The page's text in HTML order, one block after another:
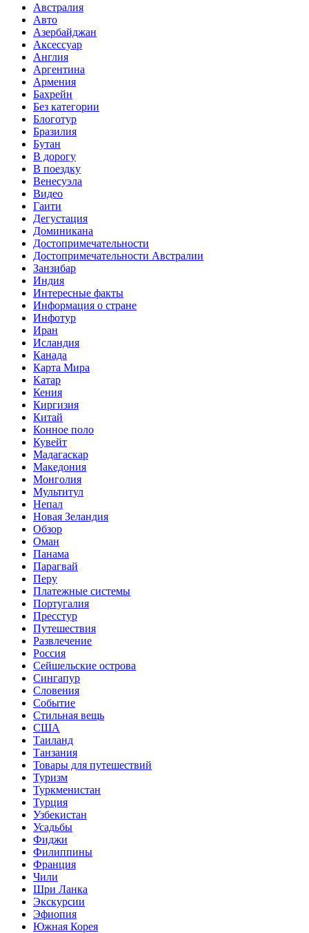
Австралия
Авто
Азербайджан
Аксессуар
Англия
Аргентина
Армения
Бахрейн
Без категории
Блоготур
Бразилия
Бутан
В дорогу
В поездку
Венесуэла
Видео
Гаити
Дегустация
Доминикана
Достопримечательности
Достопримечательности Австралии
Занзибар
Индия
Интересные факты
Информация о стране
Инфотур
Иран
Исландия
Канада
Карта Мира
Катар
Кения
Киргизия
Китай
Конное поло
Кувейт
Мадагаскар
Македония
Монголия
Мультитул
Непал
Новая Зеландия
Обзор
Оман
Панама
Парагвай
Перу
Платежные системы
Португалия
Пресстур
Путешествия
Развлечение
Россия
Сейшельские острова
Сингапур
Словения
Событие
Стильная вещь
США
Таиланд
Танзания
Товары для путешествий
Туризм
Туркменистан
Турция
Узбекистан
Усадьбы
Фиджи
Филиппины
Франция
Чили
Шри Ланка
Экскурсии
Эфиопия
Южная Корея